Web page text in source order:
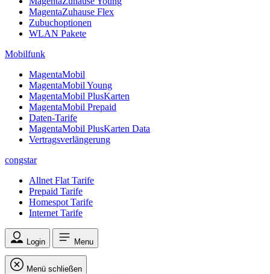
MagentaZuhause Flex
Zubuchoptionen
WLAN Pakete
Mobilfunk
MagentaMobil
MagentaMobil Young
MagentaMobil PlusKarten
MagentaMobil Prepaid
Daten-Tarife
MagentaMobil PlusKarten Data
Vertragsverlängerung
congstar
Allnet Flat Tarife
Prepaid Tarife
Homespot Tarife
Internet Tarife
Login Menu
Menü schließen